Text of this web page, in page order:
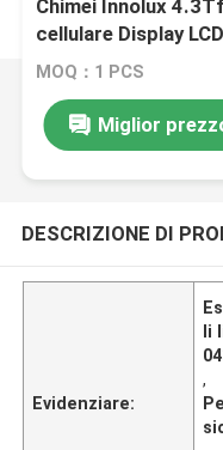
Chimei Innolux
cellulare Display
MOQ：1 PCS
Miglior
DESCRIZIONE DI
Evidenziare:
li
,